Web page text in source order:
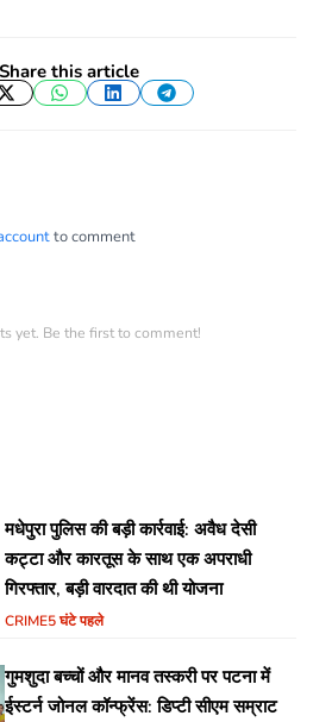
this article
TwitterWhatsApp
LinkedInTelegram
to comment
yet. Be the first to comment!
मधेपुरा पुलिस की बड़ी कार्रवाई: अवैध देसी
कट्टा और कारतूस के साथ एक अपराधी
गिरफ्तार, बड़ी वारदात की थी योजना
CRIME5 घंटे पहले
गुमशुदा बच्चों और मानव तस्करी पर पटना में
ईस्टर्न जोनल कॉन्फ्रेंस: डिप्टी सीएम सम्राट